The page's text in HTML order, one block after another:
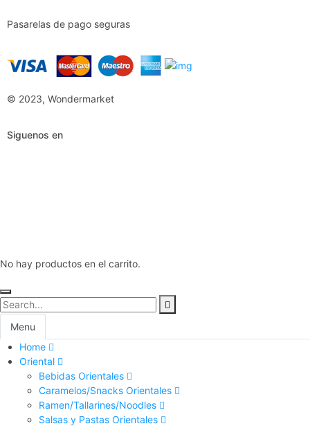
Pasarelas de pago seguras
© 2023, Wondermarket
Siguenos en
No hay productos en el carrito.
Menu
Home
Oriental
Bebidas Orientales
Caramelos/Snacks Orientales
Ramen/Tallarines/Noodles
Salsas y Pastas Orientales